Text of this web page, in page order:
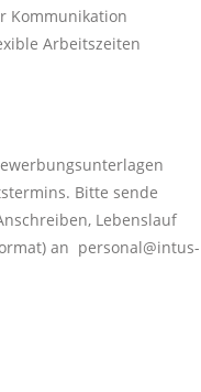
Kommunikation
Arbeitszeiten
Bitte sende
Lebenslauf
an personal@intus-